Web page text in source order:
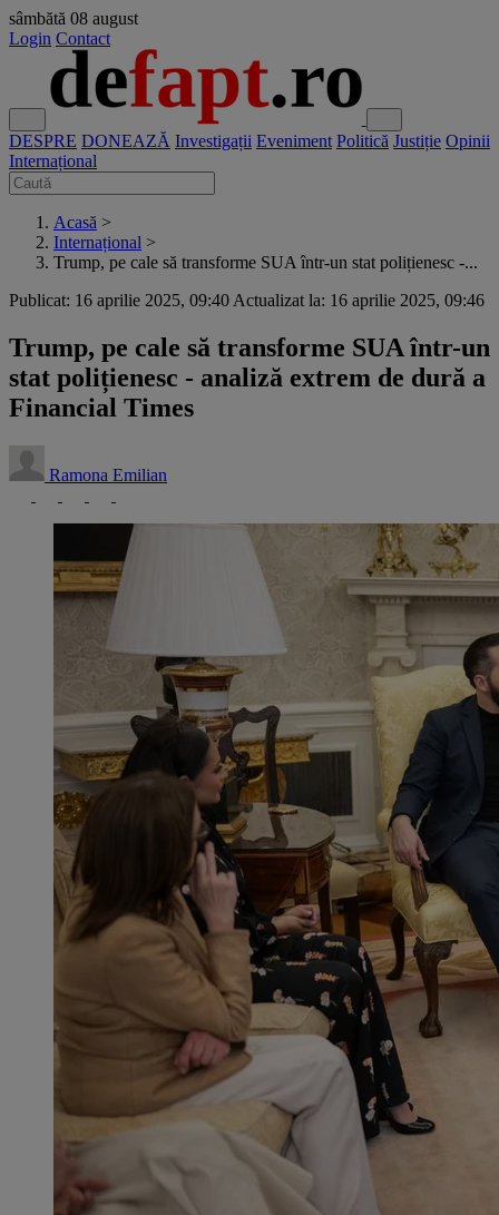
sâmbătă 08 august
Login Contact
DESPRE DONEAZĂ Investigații Eveniment Politică Justiție Opinii
Internațional
Acasă >
Internațional >
Trump, pe cale să transforme SUA într-un stat polițienesc -...
Publicat: 16 aprilie 2025, 09:40 Actualizat la: 16 aprilie 2025, 09:46
Trump, pe cale să transforme SUA într-un
stat polițienesc - analiză extrem de dură a
Financial Times
Ramona Emilian